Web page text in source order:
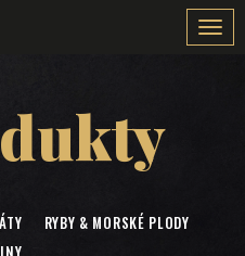
RYBY & MORSKÉ PLODY